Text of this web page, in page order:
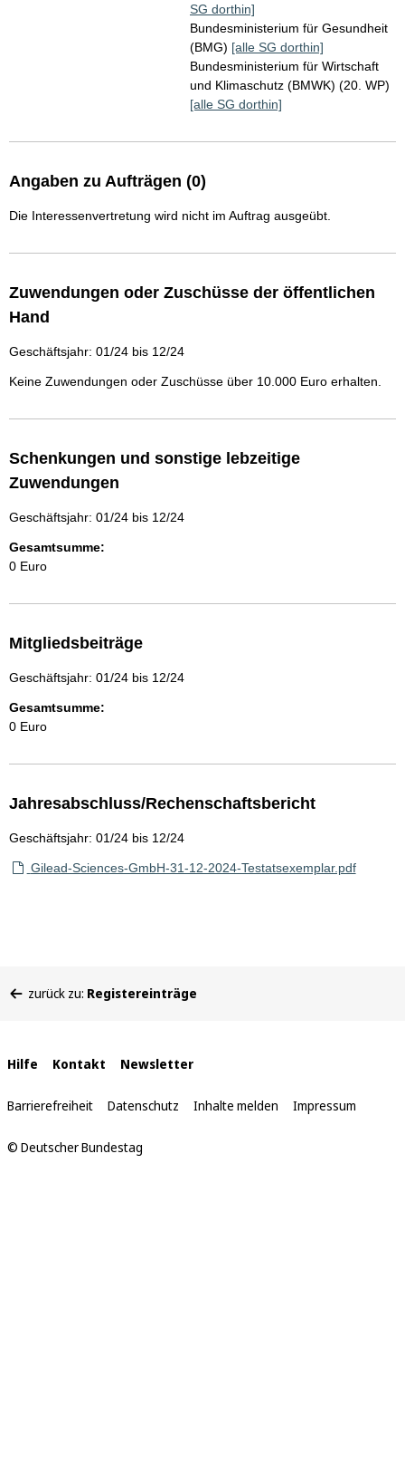
SG dorthin]
Bundesministerium für Gesundheit
(BMG) [alle SG dorthin]
Bundesministerium für Wirtschaft
und Klimaschutz (BMWK) (20. WP)
[alle SG dorthin]
Angaben zu Aufträgen (0)
Die Interessenvertretung wird nicht im Auftrag ausgeübt.
Zuwendungen oder Zuschüsse der öffentlichen
Hand
Geschäftsjahr: 01/24 bis 12/24
Keine Zuwendungen oder Zuschüsse über 10.000 Euro erhalten.
Schenkungen und sonstige lebzeitige
Zuwendungen
Geschäftsjahr: 01/24 bis 12/24
Gesamtsumme:
0 Euro
Mitgliedsbeiträge
Geschäftsjahr: 01/24 bis 12/24
Gesamtsumme:
0 Euro
Jahresabschluss/Rechenschaftsbericht
Geschäftsjahr: 01/24 bis 12/24
Gilead-Sciences-GmbH-31-12-2024-Testatsexemplar.pdf
befinden
zurück zu: Registereinträge
Interne
Links
Hilfe Kontakt Newsletter
Barrierefreiheit Datenschutz Inhalte melden Impressum
© Deutscher Bundestag